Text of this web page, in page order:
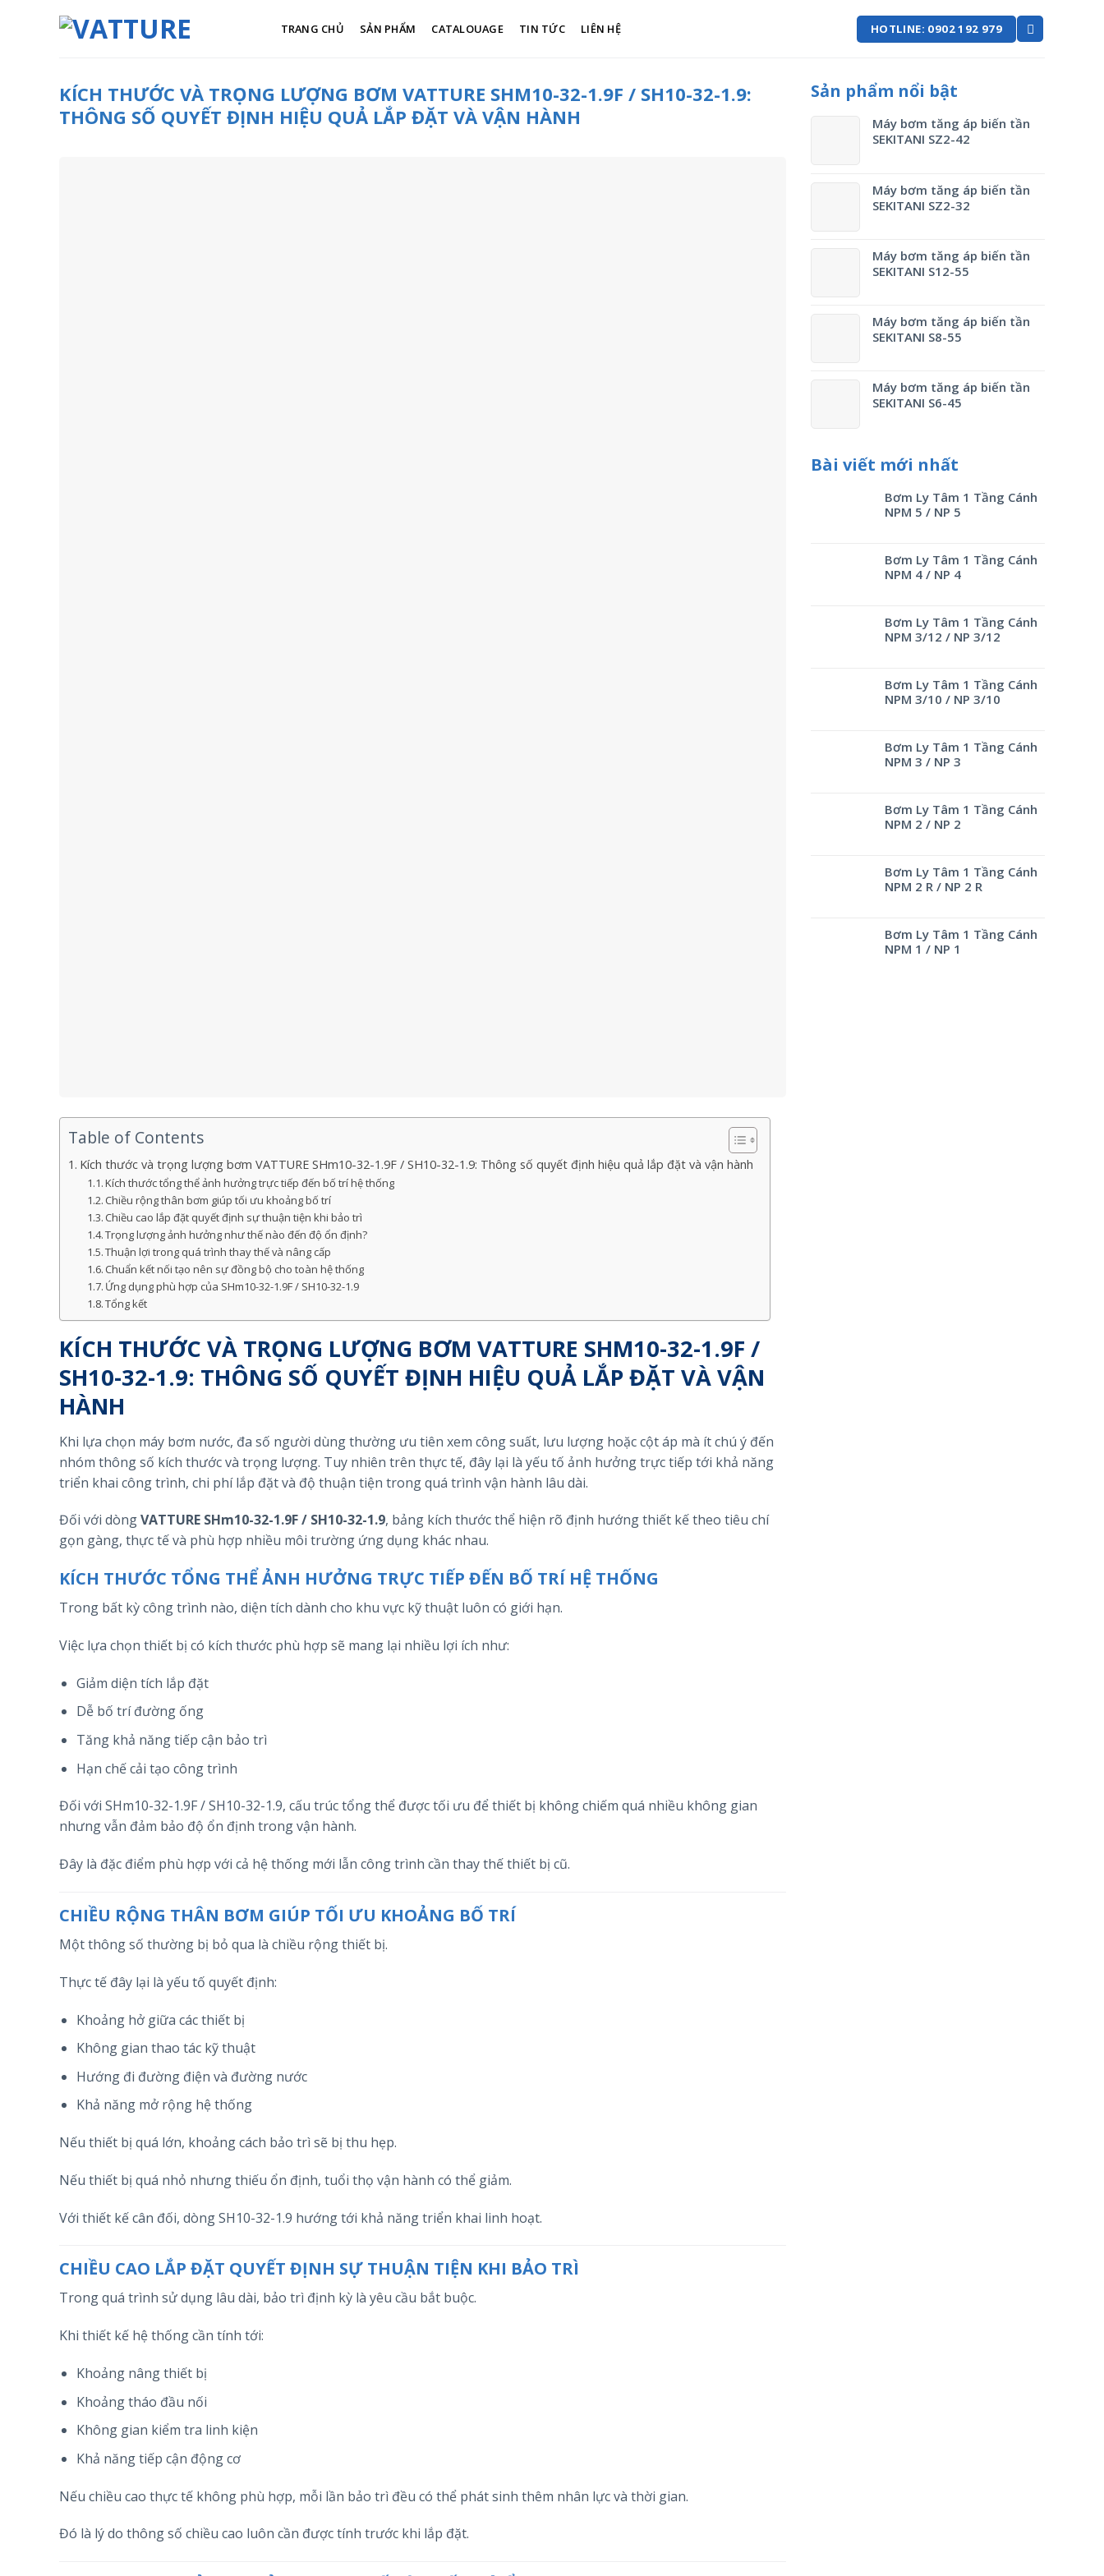
TRANG CHỦ SẢN PHẨM CATALOUAGE TIN TỨC LIÊN HỆ HOTLINE: 0902 192 979
KÍCH THƯỚC VÀ TRỌNG LƯỢNG BƠM VATTURE SHM10-32-1.9F / SH10-32-1.9:
THÔNG SỐ QUYẾT ĐỊNH HIỆU QUẢ LẮP ĐẶT VÀ VẬN HÀNH
Table of Contents
Kích thước và trọng lượng bơm VATTURE SHm10-32-1.9F / SH10-32-1.9: Thông số quyết định hiệu quả lắp đặt và vận hành
Kích thước tổng thể ảnh hưởng trực tiếp đến bố trí hệ thống
Chiều rộng thân bơm giúp tối ưu khoảng bố trí
Chiều cao lắp đặt quyết định sự thuận tiện khi bảo trì
Trọng lượng ảnh hưởng như thế nào đến độ ổn định?
Thuận lợi trong quá trình thay thế và nâng cấp
Chuẩn kết nối tạo nên sự đồng bộ cho toàn hệ thống
Ứng dụng phù hợp của SHm10-32-1.9F / SH10-32-1.9
Tổng kết
KÍCH THƯỚC VÀ TRỌNG LƯỢNG BƠM VATTURE SHM10-32-1.9F /
SH10-32-1.9: THÔNG SỐ QUYẾT ĐỊNH HIỆU QUẢ LẮP ĐẶT VÀ VẬN
HÀNH
Khi lựa chọn máy bơm nước, đa số người dùng thường ưu tiên xem công suất, lưu lượng hoặc cột áp mà ít chú ý đến
nhóm thông số kích thước và trọng lượng. Tuy nhiên trên thực tế, đây lại là yếu tố ảnh hưởng trực tiếp tới khả năng
triển khai công trình, chi phí lắp đặt và độ thuận tiện trong quá trình vận hành lâu dài.
Đối với dòngVATTURE SHm10-32-1.9F / SH10-32-1.9, bảng kích thước thể hiện rõ định hướng thiết kế theo tiêu chí
gọn gàng, thực tế và phù hợp nhiều môi trường ứng dụng khác nhau.
KÍCH THƯỚC TỔNG THỂ ẢNH HƯỞNG TRỰC TIẾP ĐẾN BỐ TRÍ HỆ THỐNG
Trong bất kỳ công trình nào, diện tích dành cho khu vực kỹ thuật luôn có giới hạn.
Việc lựa chọn thiết bị có kích thước phù hợp sẽ mang lại nhiều lợi ích như:
Giảm diện tích lắp đặt
Dễ bố trí đường ống
Tăng khả năng tiếp cận bảo trì
Hạn chế cải tạo công trình
Đối với SHm10-32-1.9F / SH10-32-1.9, cấu trúc tổng thể được tối ưu để thiết bị không chiếm quá nhiều không gian
nhưng vẫn đảm bảo độ ổn định trong vận hành.
Đây là đặc điểm phù hợp với cả hệ thống mới lẫn công trình cần thay thế thiết bị cũ.
CHIỀU RỘNG THÂN BƠM GIÚP TỐI ƯU KHOẢNG BỐ TRÍ
Một thông số thường bị bỏ qua là chiều rộng thiết bị.
Thực tế đây lại là yếu tố quyết định:
Khoảng hở giữa các thiết bị
Không gian thao tác kỹ thuật
Hướng đi đường điện và đường nước
Khả năng mở rộng hệ thống
Nếu thiết bị quá lớn, khoảng cách bảo trì sẽ bị thu hẹp.
Nếu thiết bị quá nhỏ nhưng thiếu ổn định, tuổi thọ vận hành có thể giảm.
Với thiết kế cân đối, dòng SH10-32-1.9 hướng tới khả năng triển khai linh hoạt.
CHIỀU CAO LẮP ĐẶT QUYẾT ĐỊNH SỰ THUẬN TIỆN KHI BẢO TRÌ
Trong quá trình sử dụng lâu dài, bảo trì định kỳ là yêu cầu bắt buộc.
Khi thiết kế hệ thống cần tính tới:
Khoảng nâng thiết bị
Khoảng tháo đầu nối
Không gian kiểm tra linh kiện
Khả năng tiếp cận động cơ
Nếu chiều cao thực tế không phù hợp, mỗi lần bảo trì đều có thể phát sinh thêm nhân lực và thời gian.
Đó là lý do thông số chiều cao luôn cần được tính trước khi lắp đặt.
Sản phẩm nổi bật
Máy bơm tăng áp biến tần
SEKITANI SZ2-42
Máy bơm tăng áp biến tần
SEKITANI SZ2-32
Máy bơm tăng áp biến tần
SEKITANI S12-55
Máy bơm tăng áp biến tần
SEKITANI S8-55
Máy bơm tăng áp biến tần
SEKITANI S6-45
Bài viết mới nhất
Bơm Ly Tâm 1 Tầng Cánh
NPM 5 / NP 5
Bơm Ly Tâm 1 Tầng Cánh
NPM 4 / NP 4
Bơm Ly Tâm 1 Tầng Cánh
NPM 3/12 / NP 3/12
Bơm Ly Tâm 1 Tầng Cánh
NPM 3/10 / NP 3/10
Bơm Ly Tâm 1 Tầng Cánh
NPM 3 / NP 3
Bơm Ly Tâm 1 Tầng Cánh
NPM 2 / NP 2
Bơm Ly Tâm 1 Tầng Cánh
NPM 2 R / NP 2 R
Bơm Ly Tâm 1 Tầng Cánh
NPM 1 / NP 1